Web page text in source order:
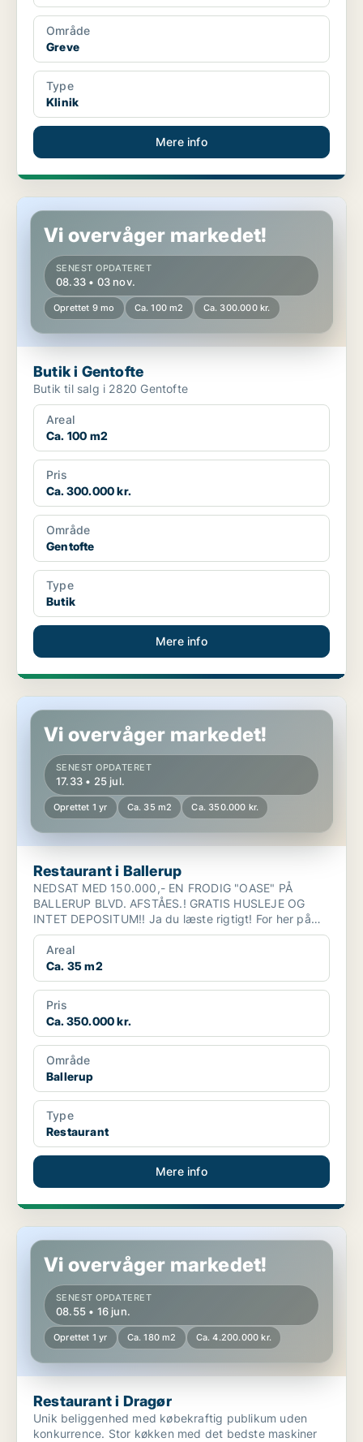
Område
Greve
Type
Klinik
Mere info
Butik i Gentofte
Vi overvåger markedet!
SENEST OPDATERET
08.33 • 03 nov.
Oprettet 9 mo Ca. 100 m2 Ca. 300.000 kr.
Butik i Gentofte
Butik til salg i 2820 Gentofte
Areal
Ca. 100 m2
Pris
Ca. 300.000 kr.
Område
Gentofte
Type
Butik
Mere info
Restaurant i Ballerup
Vi overvåger markedet!
SENEST OPDATERET
17.33 • 25 jul.
Oprettet 1 yr Ca. 35 m2 Ca. 350.000 kr.
Restaurant i Ballerup
NEDSAT MED 150.000,- EN FRODIG "OASE" PÅ
BALLERUP BLVD. AFSTÅES.! GRATIS HUSLEJE OG
INTET DEPOSITUM!! Ja du læste rigtigt! For her på
Ballerup Blvd. 8...
Areal
Ca. 35 m2
Pris
Ca. 350.000 kr.
Område
Ballerup
Type
Restaurant
Mere info
Restaurant i Dragør
Vi overvåger markedet!
SENEST OPDATERET
08.55 • 16 jun.
Oprettet 1 yr Ca. 180 m2 Ca. 4.200.000 kr.
Restaurant i Dragør
Unik beliggenhed med købekraftig publikum uden
konkurrence. Stor køkken med det bedste maskiner